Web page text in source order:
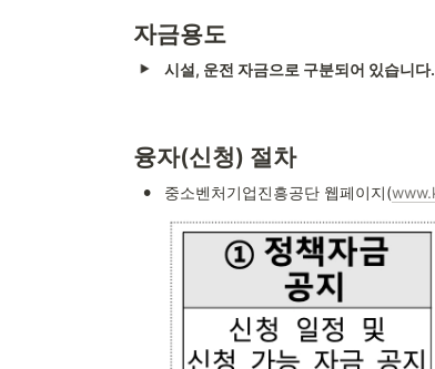
자금용도
시설, 운전 자금으로 구분되어 있습니다.
융자(신청) 절차
• 중소벤처기업진흥공단 웹페이지(